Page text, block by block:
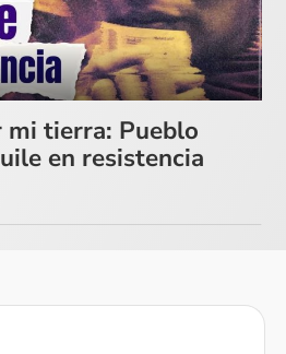
mi tierra: Pueblo
en resistencia